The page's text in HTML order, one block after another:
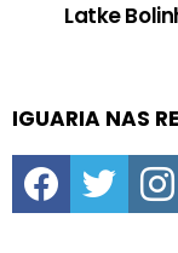
Latke
IGUARIA NAS
facebooktwitter